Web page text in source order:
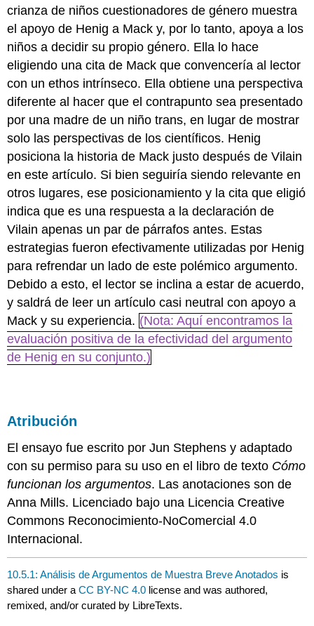
crianza de niños cuestionadores de género muestra
el apoyo de Henig a Mack y, por lo tanto, apoya a los
niños a decidir su propio género. Ella lo hace
eligiendo una cita de Mack que convencería al lector
con un ethos intrínseco. Ella obtiene una perspectiva
diferente al hacer que el contrapunto sea presentado
por una madre de un niño trans, en lugar de mostrar
solo las perspectivas de los científicos. Henig
posiciona la historia de Mack justo después de Vilain
en este artículo. Si bien seguiría siendo relevante en
otros lugares, ese posicionamiento y la cita que eligió
indica que es una respuesta a la declaración de
Vilain apenas un par de párrafos antes. Estas
estrategias fueron efectivamente utilizadas por Henig
para refrendar un lado de este polémico argumento.
Debido a esto, el lector se inclina a estar de acuerdo,
y saldrá de leer un artículo casi neutral con apoyo a
Mack y su experiencia. (Nota: Aquí encontramos la
evaluación positiva de la efectividad del argumento
de Henig en su conjunto.)
Atribución
El ensayo fue escrito por Jun Stephens y adaptado
con su permiso para su uso en el libro de texto Cómo
funcionan los argumentos. Las anotaciones son de
Anna Mills. Licenciado bajo una Licencia Creative
Commons Reconocimiento-NoComercial 4.0
Internacional.
10.5.1: Análisis de Argumentos de Muestra Breve Anotados is
shared under aCC BY-NC 4.0 license and was authored,
remixed, and/or curated by LibreTexts.